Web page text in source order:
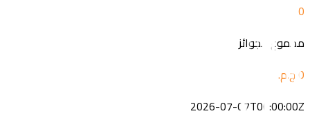
0
مجموع الجوائز
2026-07-07T06:00:00Z